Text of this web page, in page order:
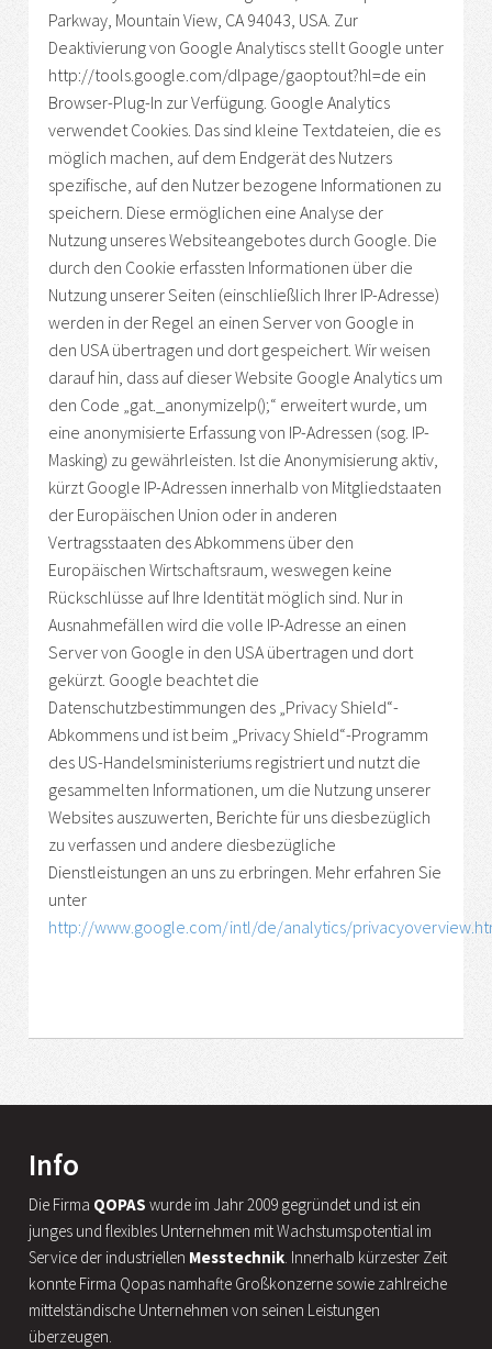
Parkway, Mountain View, CA 94043, USA. Zur
Deaktivierung von Google Analytiscs stellt Google unter
http://tools.google.com/dlpage/gaoptout?hl=de ein
Browser-Plug-In zur Verfügung. Google Analytics
verwendet Cookies. Das sind kleine Textdateien, die es
möglich machen, auf dem Endgerät des Nutzers
spezifische, auf den Nutzer bezogene Informationen zu
speichern. Diese ermöglichen eine Analyse der
Nutzung unseres Websiteangebotes durch Google. Die
durch den Cookie erfassten Informationen über die
Nutzung unserer Seiten (einschließlich Ihrer IP-Adresse)
werden in der Regel an einen Server von Google in
den USA übertragen und dort gespeichert. Wir weisen
darauf hin, dass auf dieser Website Google Analytics um
den Code „gat._anonymizeIp();“ erweitert wurde, um
eine anonymisierte Erfassung von IP-Adressen (sog. IP-
Masking) zu gewährleisten. Ist die Anonymisierung aktiv,
kürzt Google IP-Adressen innerhalb von Mitgliedstaaten
der Europäischen Union oder in anderen
Vertragsstaaten des Abkommens über den
Europäischen Wirtschaftsraum, weswegen keine
Rückschlüsse auf Ihre Identität möglich sind. Nur in
Ausnahmefällen wird die volle IP-Adresse an einen
Server von Google in den USA übertragen und dort
gekürzt. Google beachtet die
Datenschutzbestimmungen des „Privacy Shield“-
Abkommens und ist beim „Privacy Shield“-Programm
des US-Handelsministeriums registriert und nutzt die
gesammelten Informationen, um die Nutzung unserer
Websites auszuwerten, Berichte für uns diesbezüglich
zu verfassen und andere diesbezügliche
Dienstleistungen an uns zu erbringen. Mehr erfahren Sie
unter
http://www.google.com/intl/de/analytics/
Info
Die Firma QOPAS wurde im Jahr 2009 gegründet und ist ein
junges und flexibles Unternehmen mit Wachstumspotential im
Service der industriellen Messtechnik. Innerhalb kürzester Zeit
konnte Firma Qopas namhafte Großkonzerne sowie zahlreiche
mittelständische Unternehmen von seinen Leistungen
überzeugen.